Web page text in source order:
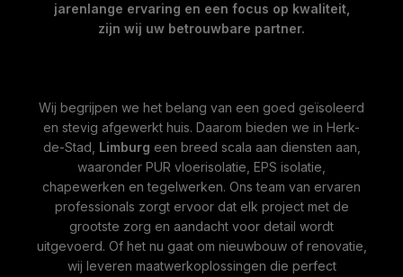
jarenlange ervaring en een focus op kwaliteit,
zijn wij uw betrouwbare partner.
Wij begrijpen we het belang van een goed geïsoleerd
en stevig afgewerkt huis. Daarom bieden we in Herk-
de-Stad, Limburg een breed scala aan diensten aan,
waaronder PUR vloerisolatie, EPS isolatie,
chapewerken en tegelwerken. Ons team van ervaren
professionals zorgt ervoor dat elk project met de
grootste zorg en aandacht voor detail wordt
uitgevoerd. Of het nu gaat om nieuwbouw of renovatie,
wij leveren maatwerkoplossingen die perfect